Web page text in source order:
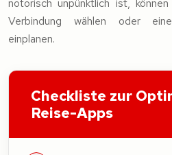
notorisch unpünktlich ist,
Verbindung wählen oder
einplanen.
Checkliste zur
Reise-Apps